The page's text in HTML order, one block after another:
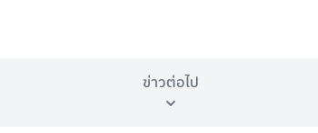
ข่าวต่อไป